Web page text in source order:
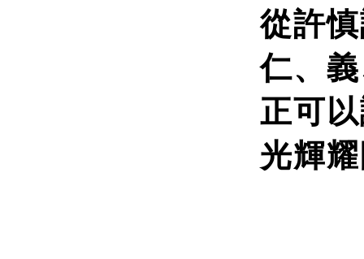
從許
仁、
正可
光輝